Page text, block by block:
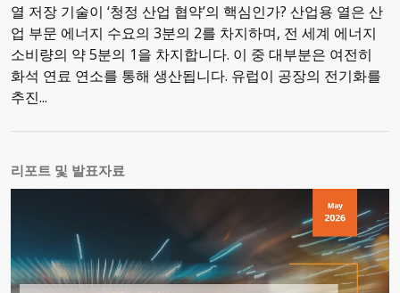
열 저장 기술이 ‘청정 산업 협약’의 핵심인가? 산업용 열은 산
업 부문 에너지 수요의 3분의 2를 차지하며, 전 세계 에너지
소비량의 약 5분의 1을 차지합니다. 이 중 대부분은 여전히
화석 연료 연소를 통해 생산됩니다. 유럽이 공장의 전기화를
추진...
리포트 및 발표자료